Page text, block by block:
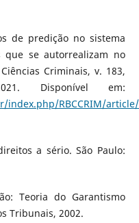
de predição no sistema
que se autorrealizam no
Criminais, v. 183,
Disponível em:
RBCCRIM/
a sério. São Paulo:
Teoria do Garantismo
Tribunais, 2002.